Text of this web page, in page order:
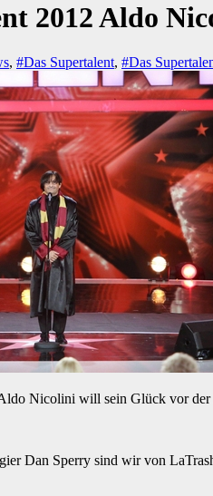
2012 Aldo
, #Das Supertalent, #Das
Nicolini will sein Glück vor der
Dan Sperry sind wir von